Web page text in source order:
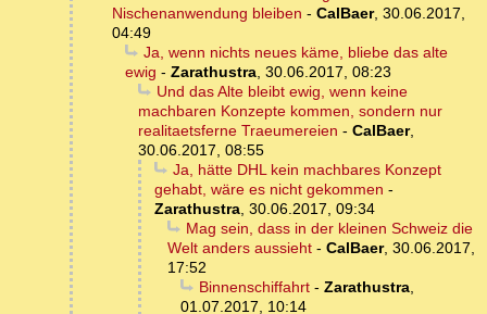
Nischenanwendung bleiben - CalBaer, 30.06.2017,
04:49
Ja, wenn nichts neues käme, bliebe das alte
ewig - Zarathustra, 30.06.2017, 08:23
Und das Alte bleibt ewig, wenn keine
machbaren Konzepte kommen, sondern nur
realitaetsferne Traeumereien - CalBaer,
30.06.2017, 08:55
Ja, hätte DHL kein machbares Konzept
gehabt, wäre es nicht gekommen -
Zarathustra, 30.06.2017, 09:34
Mag sein, dass in der kleinen Schweiz die
Welt anders aussieht - CalBaer, 30.06.2017,
17:52
Binnenschiffahrt- Zarathustra,
01.07.2017, 10:14